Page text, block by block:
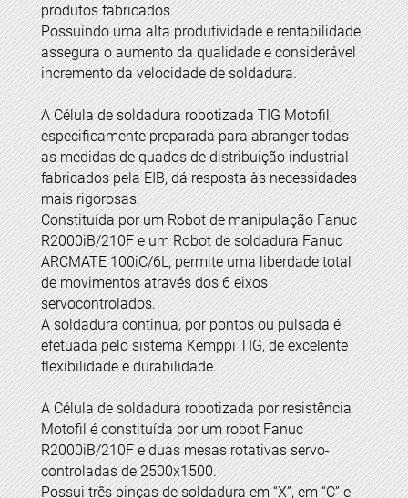
produtos fabricados.
Possuindo uma alta produtividade e rentabilidade,
assegura o aumento da qualidade e considerável
incremento da velocidade de soldadura.
A Célula de soldadura robotizada TIG Motofil,
especificamente preparada para abranger todas
as medidas de quados de distribuição industrial
fabricados pela EIB, dá resposta às necessidades
mais rigorosas.
Constituída por um Robot de manipulação Fanuc
R2000iB/210F e um Robot de soldadura Fanuc
ARCMATE 100iC/6L, permite uma liberdade total
de movimentos através dos 6 eixos
servocontrolados.
A soldadura continua, por pontos ou pulsada é
efetuada pelo sistema Kemppi TIG, de excelente
flexibilidade e durabilidade.
A Célula de soldadura robotizada por resistência
Motofil é constituída por um robot Fanuc
R2000iB/210F e duas mesas rotativas servo-
controladas de 2500x1500.
Possui três pinças de soldadura em “X”, em “C” e